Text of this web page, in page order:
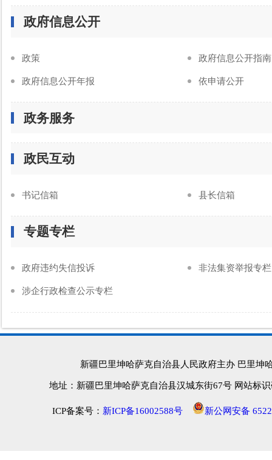
政府信息公开
政策 政府信息公开指南
政府信息公开年报 依申请公开
政务服务
政民互动
书记信箱 县长信箱
专题专栏
政府违约失信投诉 非法集资举报专栏
涉企行政检查公示专栏
新疆巴里坤哈萨克自治县人民政府主办 巴里坤
地址：新疆巴里坤哈萨克自治县汉城东街67号 网站标
ICP备案号： 新ICP备16002588号 新公网安备